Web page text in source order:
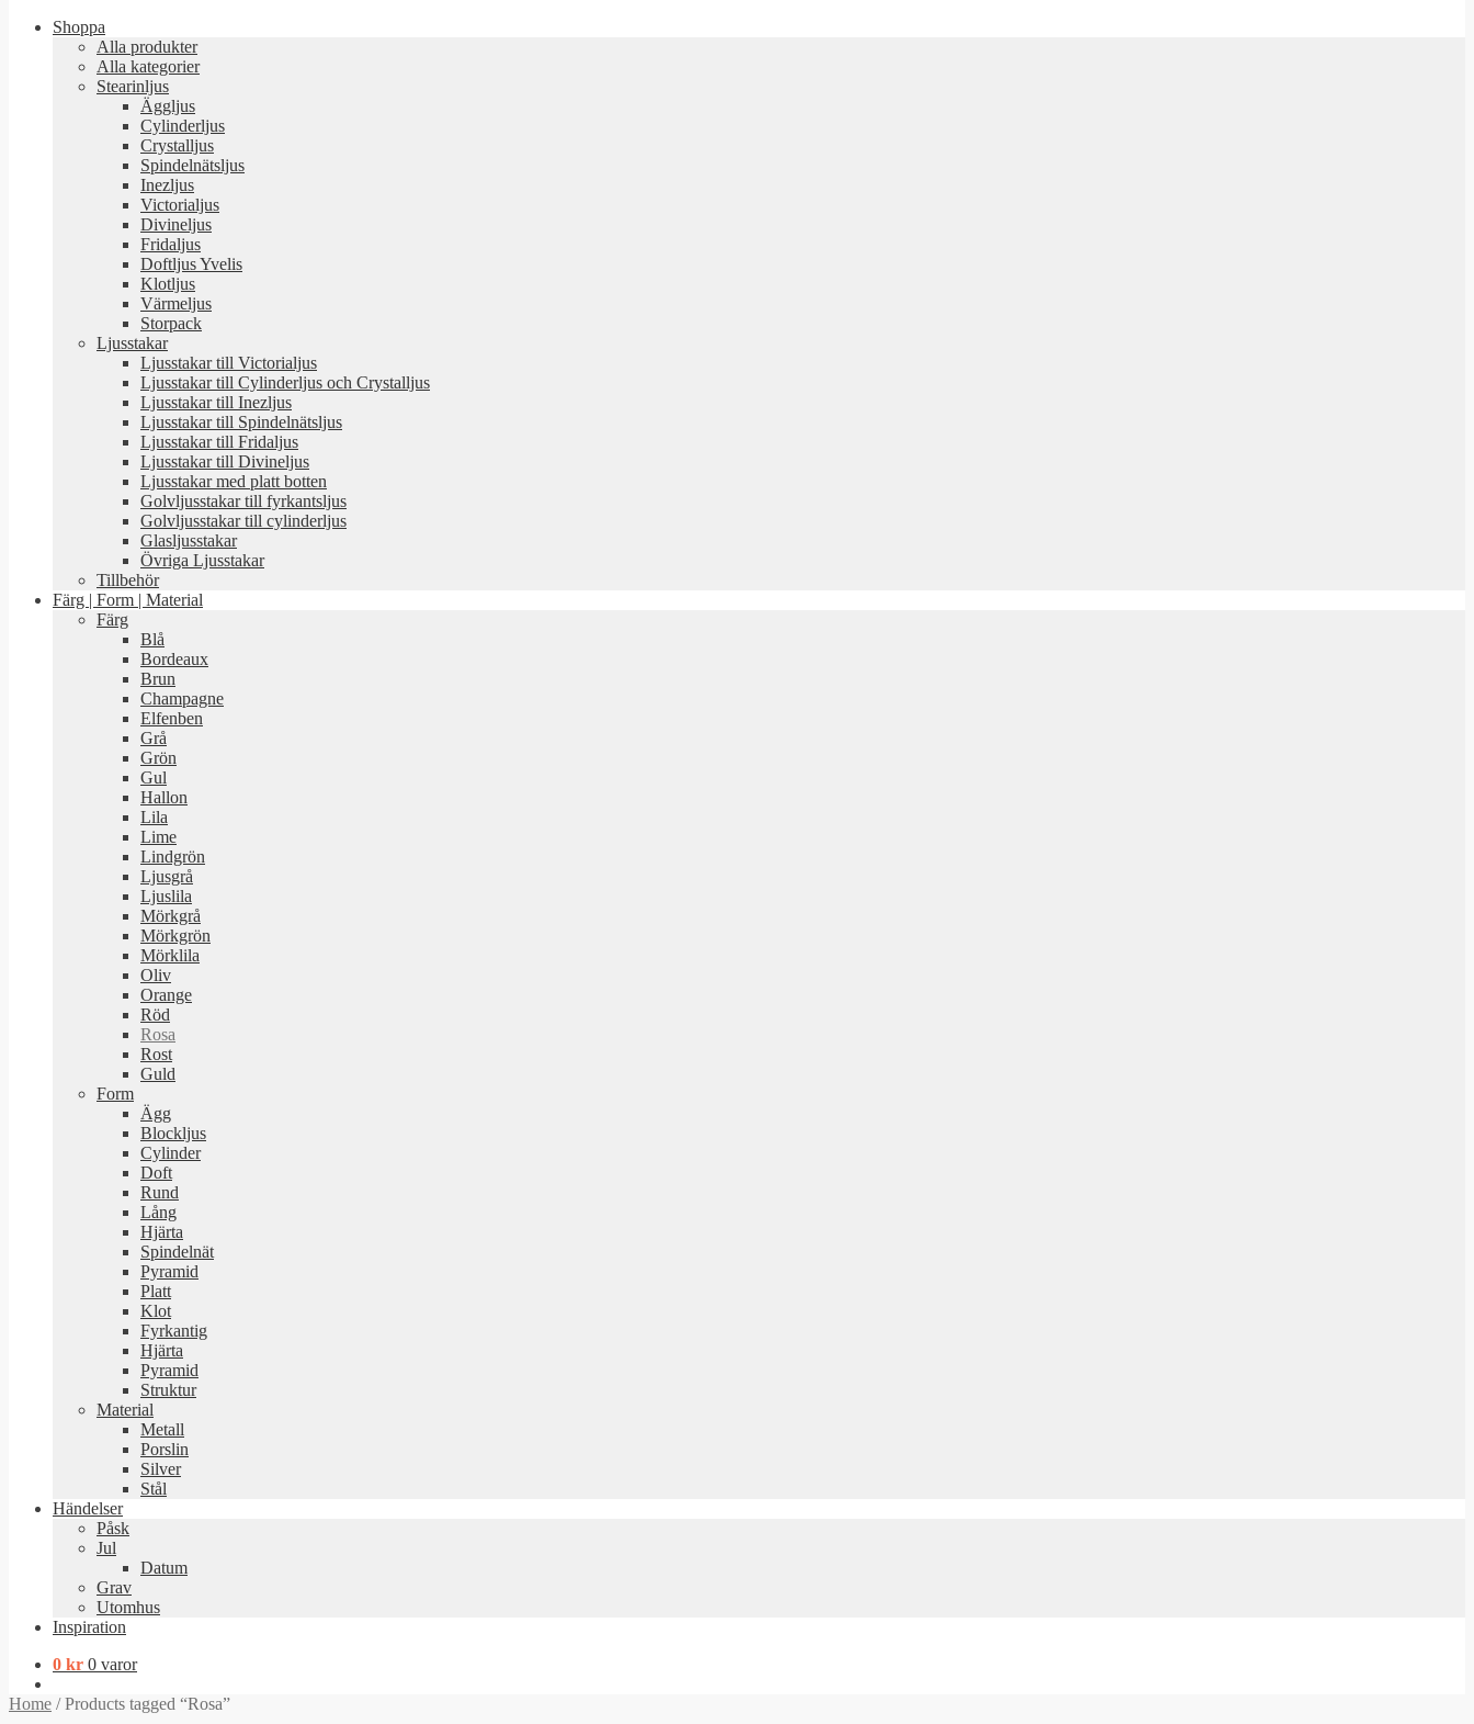
Shoppa
Alla produkter
Alla kategorier
Stearinljus
Äggljus
Cylinderljus
Crystalljus
Spindelnätsljus
Inezljus
Victorialjus
Divineljus
Fridaljus
Doftljus Yvelis
Klotljus
Värmeljus
Storpack
Ljusstakar
Ljusstakar till Victorialjus
Ljusstakar till Cylinderljus och Crystalljus
Ljusstakar till Inezljus
Ljusstakar till Spindelnätsljus
Ljusstakar till Fridaljus
Ljusstakar till Divineljus
Ljusstakar med platt botten
Golvljusstakar till fyrkantsljus
Golvljusstakar till cylinderljus
Glasljusstakar
Övriga Ljusstakar
Tillbehör
Färg | Form | Material
Färg
Blå
Bordeaux
Brun
Champagne
Elfenben
Grå
Grön
Gul
Hallon
Lila
Lime
Lindgrön
Ljusgrå
Ljuslila
Mörkgrå
Mörkgrön
Mörklila
Oliv
Orange
Röd
Rosa
Rost
Guld
Form
Ägg
Blockljus
Cylinder
Doft
Rund
Lång
Hjärta
Spindelnät
Pyramid
Platt
Klot
Fyrkantig
Hjärta
Pyramid
Struktur
Material
Metall
Porslin
Silver
Stål
Händelser
Påsk
Jul
Datum
Grav
Utomhus
Inspiration
0 kr 0 varor
Home /Products tagged “Rosa”